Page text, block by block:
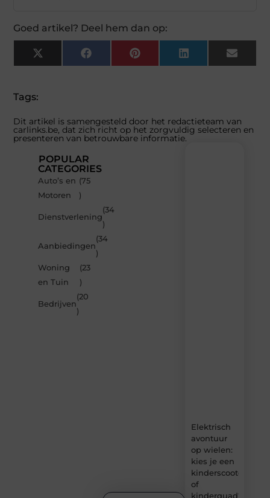
Goed artikel? Deel hem dan op:
X
(Twitter)
FacebookPinterestLinkedInEmail
Tags:
Dit artikel is samengesteld door het redactieteam van
carlinks.be, dat zich richt op het zorgvuldig selecteren en
presenteren van betrouwbare informatie.
POPULAR
CATEGORIES
Auto’s en
Motoren
(75
)
Dienstverlening
(34
)
Aanbiedingen
(34
)
Woning
en Tuin
(23
)
Bedrijven
(20
)
Elektrisch
avontuur
op wielen:
kies je een
kinderscooter
of
kinderquad?